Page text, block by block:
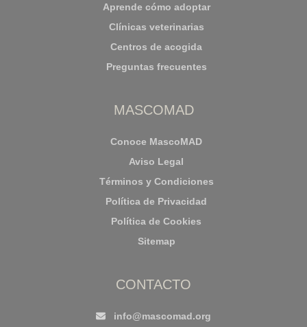
Aprende cómo adoptar
Clínicas veterinarias
Centros de acogida
Preguntas frecuentes
MASCOMAD
Conoce MascoMAD
Aviso Legal
Términos y Condiciones
Política de Privacidad
Política de Cookies
Sitemap
CONTACTO
info@mascomad.org